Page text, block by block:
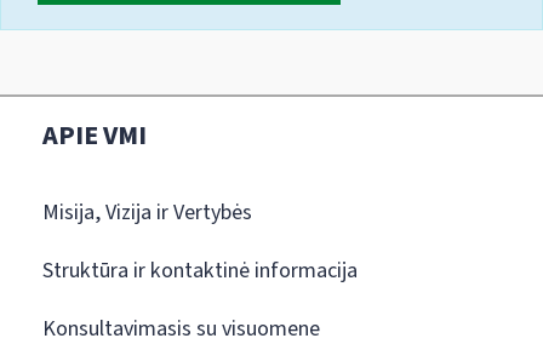
APIE VMI
Misija, Vizija ir Vertybės
Struktūra ir kontaktinė informacija
Konsultavimasis su visuomene